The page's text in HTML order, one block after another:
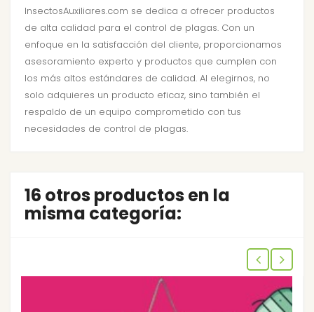
InsectosAuxiliares.com se dedica a ofrecer productos
de alta calidad para el control de plagas. Con un
enfoque en la satisfacción del cliente, proporcionamos
asesoramiento experto y productos que cumplen con
los más altos estándares de calidad. Al elegirnos, no
solo adquieres un producto eficaz, sino también el
respaldo de un equipo comprometido con tus
necesidades de control de plagas.
16 otros productos en la
misma categoría: